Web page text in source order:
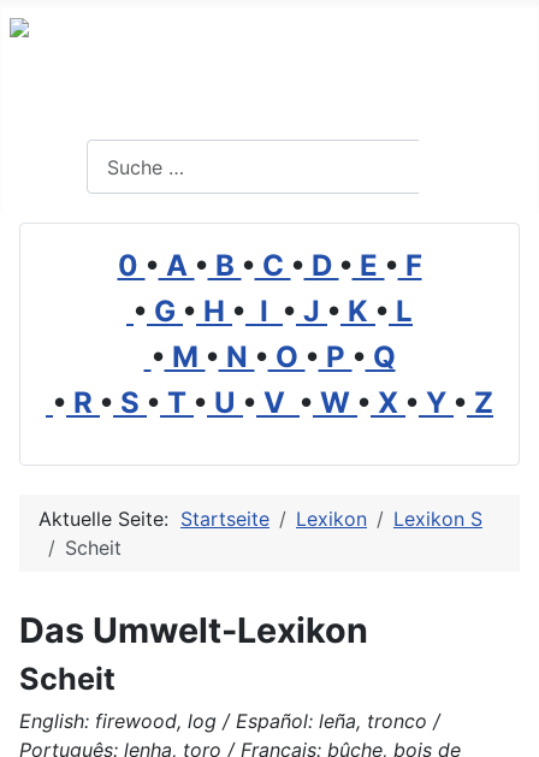
0 • A • B • C • D • E • F
• G • H • I • J • K • L
• M • N • O • P • Q
• R • S • T • U • V • W • X • Y • Z
Aktuelle Seite: Startseite Lexikon
Lexikon S
Scheit
Das Umwelt-Lexikon
Scheit
English: firewood, log / Español: leña, tronco /
Português: lenha, toro / Français: bûche, bois de